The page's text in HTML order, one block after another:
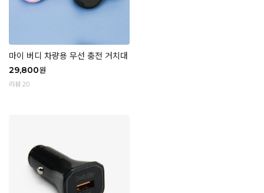
마이 버디 차량용 무선 충전 거치대
29,800원
리뷰 20